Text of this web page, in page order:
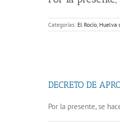
Categorías: El Rocío Huelva
DECRETO DE
Por la presente, se